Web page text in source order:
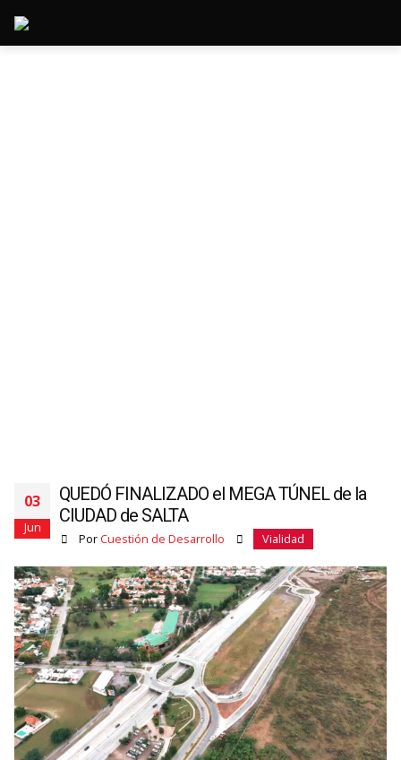
03
Jun
QUEDÓ FINALIZADO el MEGA TÚNEL de la
CIUDAD de SALTA
Por Cuestión de Desarrollo Vialidad